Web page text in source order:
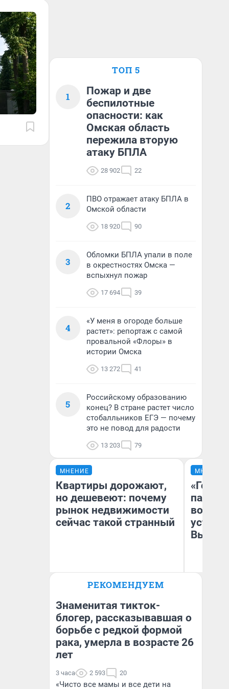
ТОП 5
1
Пожар и две
беспилотные
опасности: как
Омская область
пережила вторую
атаку БПЛА
28 902 22
2
ПВО отражает атаку БПЛА в
Омской области
18 920 90
3
Обломки БПЛА упали в поле
в окрестностях Омска —
вспыхнул пожар
17 694 39
4
«У меня в огороде больше
растет»: репортаж с самой
провальной «Флоры» в
истории Омска
13 272 41
5
Российскому образованию
конец? В стране растет число
стобалльников ЕГЭ — почему
это не повод для радости
13 203 79
МНЕНИЕ
Квартиры дорожают,
но дешевеют: почему
рынок недвижимости
сейчас такой странный
Екатерина Торопова
недвижимости
МНЕНИЕ
РЕКОМЕНДУЕМ
Знаменитая тикток-
блогер, рассказывавшая о
борьбе с редкой формой
рака, умерла в возрасте 26
лет
3 часа 2 593 20
«Чисто все мамы и все дети на